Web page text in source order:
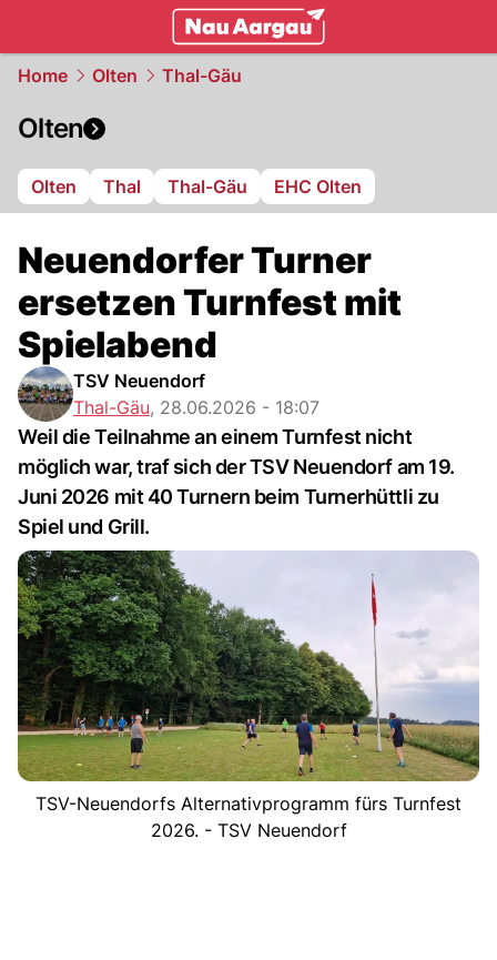
Home Olten Thal-Gäu
Olten
Olten Thal Thal-Gäu EHC Olten
Neuendorfer Turner
ersetzen Turnfest mit
Spielabend
TSV Neuendorf
Thal-Gäu, 28.06.2026 - 18:07
Weil die Teilnahme an einem Turnfest nicht
möglich war, traf sich der TSV Neuendorf am 19.
Juni 2026 mit 40 Turnern beim Turnerhüttli zu
Spiel und Grill.
TSV-Neuendorfs Alternativprogramm fürs Turnfest
2026. - TSV Neuendorf